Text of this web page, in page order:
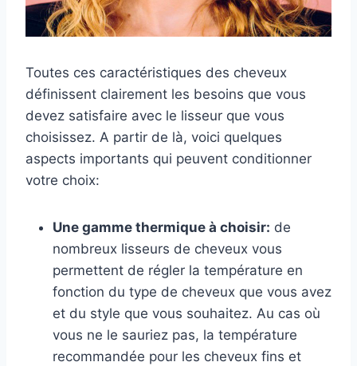
Toutes ces caractéristiques des cheveux
définissent clairement les besoins que vous
devez satisfaire avec le lisseur que vous
choisissez. A partir de là, voici quelques
aspects importants qui peuvent conditionner
votre choix:
Une gamme thermique à choisir: de
nombreux lisseurs de cheveux vous
permettent de régler la température en
fonction du type de cheveux que vous avez
et du style que vous souhaitez. Au cas où
vous ne le sauriez pas, la température
recommandée pour les cheveux fins et